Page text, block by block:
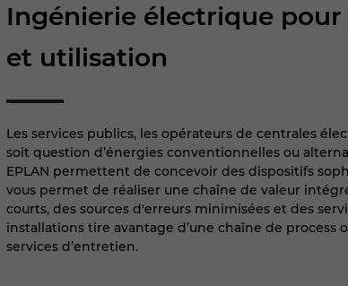
Ingénierie électrique
et utilisation
Les services publics, les opérateurs de centrales
soit question d’énergies conventionnelles ou
EPLAN permettent de concevoir des dispositifs
vous permet de réaliser une chaîne de valeur
courts, des sources d'erreurs minimisées et des
installations tire avantage d’une chaîne de
services d’entretien.